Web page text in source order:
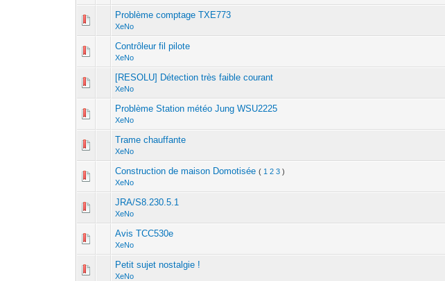
Problème comptage TXE773
XeNo
Contrôleur fil pilote
XeNo
[RESOLU] Détection très faible courant
XeNo
Problème Station météo Jung WSU2225
XeNo
Trame chauffante
XeNo
Construction de maison Domotisée ( 1 2 3 )
XeNo
JRA/S8.230.5.1
XeNo
Avis TCC530e
XeNo
Petit sujet nostalgie !
XeNo